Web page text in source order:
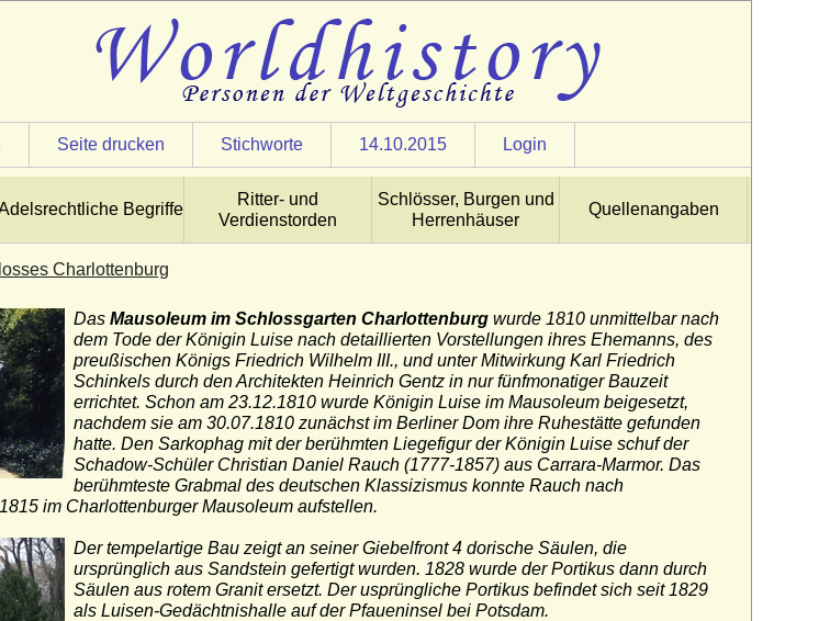
Seite drucken Stichworte 14.10.2015 Login
Begriffe
Ritter- und
Verdienstorden
Schlösser, Burgen und
Herrenhäuser
Quellenangaben
Charlottenburg
Das Mausoleum im Schlossgarten Charlottenburg wurde 1810 unmittelbar nach
dem Tode der Königin Luise nach detaillierten Vorstellungen ihres Ehemanns, des
preußischen Königs Friedrich Wilhelm III., und unter Mitwirkung Karl Friedrich
Schinkels durch den Architekten Heinrich Gentz in nur fünfmonatiger Bauzeit
errichtet. Schon am 23.12.1810 wurde Königin Luise im Mausoleum beigesetzt,
nachdem sie am 30.07.1810 zunächst im Berliner Dom ihre Ruhestätte gefunden
hatte. Den Sarkophag mit der berühmten Liegefigur der Königin Luise schuf der
Schadow-Schüler Christian Daniel Rauch (1777-1857) aus Carrara-Marmor. Das
berühmteste Grabmal des deutschen Klassizismus konnte Rauch nach
im Charlottenburger Mausoleum aufstellen.
Der tempelartige Bau zeigt an seiner Giebelfront 4 dorische Säulen, die
ursprünglich aus Sandstein gefertigt wurden. 1828 wurde der Portikus dann durch
Säulen aus rotem Granit ersetzt. Der usprüngliche Portikus befindet sich seit 1829
als Luisen-Gedächtnishalle auf der Pfaueninsel bei Potsdam.